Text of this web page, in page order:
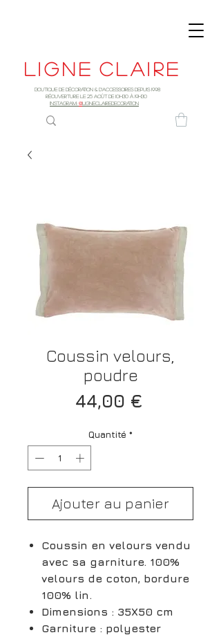
Ligne claire
Boutique de décoration & d'accessoires depuis 1998
RÉOUVERTURE LE 25 AOûT DE 10h30 à 19H30
INSTAGRAM: @LIGNECLAIREDECORATION
Coussin velours,
poudre
44,00 €
Quantité *
Ajouter au panier
Coussin en velours vendu
avec sa garniture. 100%
velours de coton, bordure
100% lin.
Dimensions : 35X50 cm
Garniture : polyester